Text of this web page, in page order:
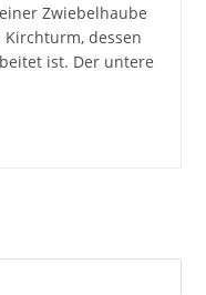
Zwiebelhaube
dessen
ist. Der untere